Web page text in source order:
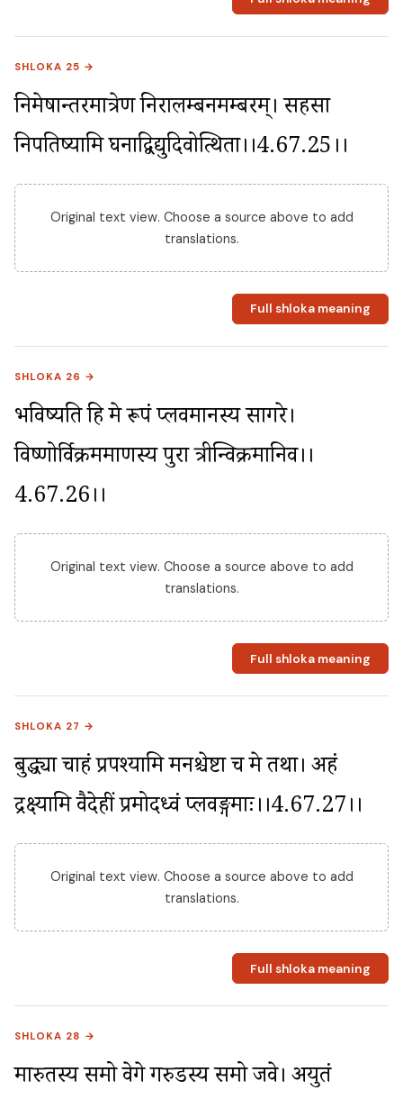
SHLOKA 25 →
निमेषान्तरमात्रेण निरालम्बनमम्बरम्। सहसा
निपतिष्यामि घनाद्विद्युदिवोत्थिता।।4.67.25।।
Original text view. Choose a source above to add
translations.
Full shloka meaning
SHLOKA 26 →
भविष्यति हि मे रूपं प्लवमानस्य सागरे।
विष्णोर्विक्रममाणस्य पुरा त्रीन्विक्रमानिव।।
4.67.26।।
Original text view. Choose a source above to add
translations.
Full shloka meaning
SHLOKA 27 →
बुद्ध्या चाहं प्रपश्यामि मनश्चेष्टा च मे तथा। अहं
द्रक्ष्यामि वैदेहीं प्रमोदध्वं प्लवङ्गमाः।।4.67.27।।
Original text view. Choose a source above to add
translations.
Full shloka meaning
SHLOKA 28 →
मारुतस्य समो वेगे गरुडस्य समो जवे। अयुतं